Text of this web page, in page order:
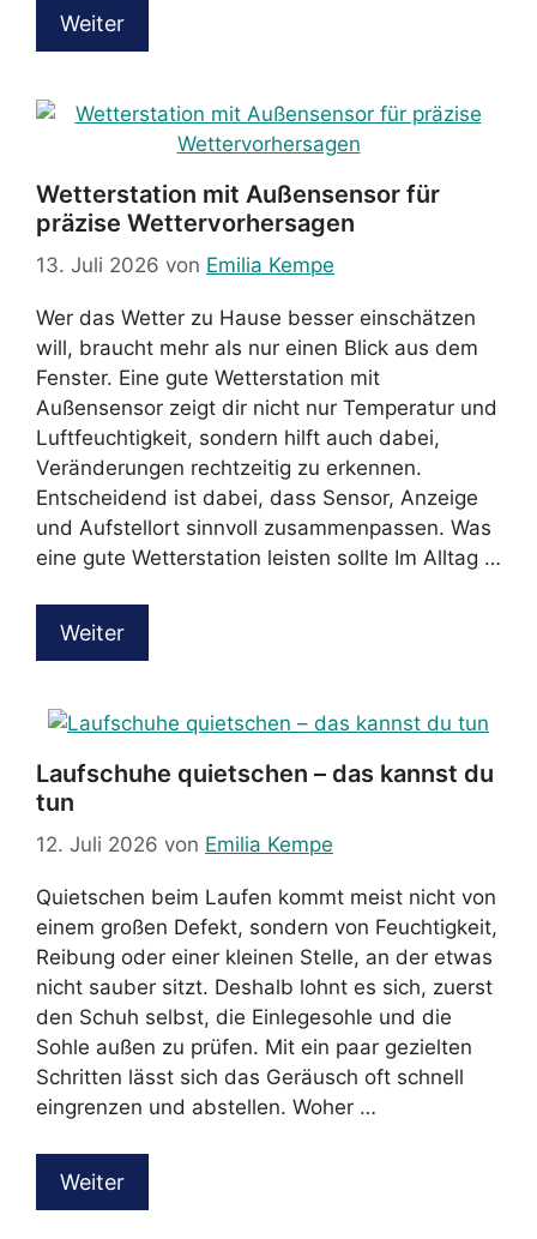
Weiter
Wetterstation mit Außensensor für
präzise Wettervorhersagen
13. Juli 2026 von Emilia Kempe
Wer das Wetter zu Hause besser einschätzen
will, braucht mehr als nur einen Blick aus dem
Fenster. Eine gute Wetterstation mit
Außensensor zeigt dir nicht nur Temperatur und
Luftfeuchtigkeit, sondern hilft auch dabei,
Veränderungen rechtzeitig zu erkennen.
Entscheidend ist dabei, dass Sensor, Anzeige
und Aufstellort sinnvoll zusammenpassen. Was
eine gute Wetterstation leisten sollte Im Alltag …
Weiter
Laufschuhe quietschen – das kannst du
tun
12. Juli 2026 von Emilia Kempe
Quietschen beim Laufen kommt meist nicht von
einem großen Defekt, sondern von Feuchtigkeit,
Reibung oder einer kleinen Stelle, an der etwas
nicht sauber sitzt. Deshalb lohnt es sich, zuerst
den Schuh selbst, die Einlegesohle und die
Sohle außen zu prüfen. Mit ein paar gezielten
Schritten lässt sich das Geräusch oft schnell
eingrenzen und abstellen. Woher …
Weiter